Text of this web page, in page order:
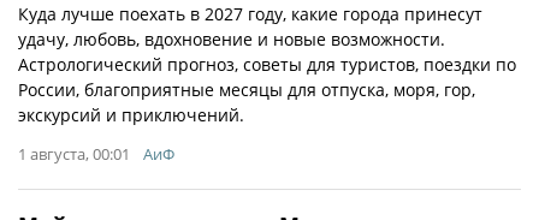
Куда лучше поехать в 2027 году, какие города принесут
удачу, любовь, вдохновение и новые возможности.
Астрологический прогноз, советы для туристов, поездки по
России, благоприятные месяцы для отпуска, моря, гор,
экскурсий и приключений.
1 августа, 00:01 АиФ